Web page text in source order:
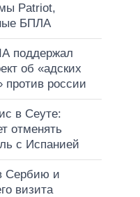
Patriot,
БПЛА
поддержал
об «адских
против россии
в Сеуте:
отменять
с Испанией
Сербию и
визита